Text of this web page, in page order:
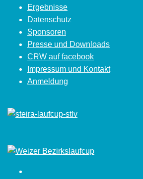
Ergebnisse
Datenschutz
Sponsoren
Presse und Downloads
CRW auf facebook
Impressum und Kontakt
Anmeldung